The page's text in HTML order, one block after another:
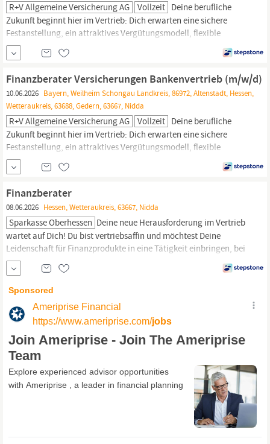
R+V Allgemeine Versicherung AG Vollzeit Deine berufliche
Zukunft beginnt hier im Vertrieb: Dich erwarten eine sichere
Festanstellung, ein attraktives Vergütungsmodell, flexible
Arbeitsmöglichkeiten und zahlreiche Benefits – in einem
Unternehmen, in dem Wertschätzung, Förderung und
FinanzberaterVersicherungen Bankenvertrieb (m/w/d)...
Finanzberater Versicherungen Bankenvertrieb (m/w/d)
10.06.2026 Bayern, Weilheim Schongau Landkreis, 86972, Altenstadt, Hessen,
Wetteraukreis, 63688, Gedern, 63667, Nidda
R+V Allgemeine Versicherung AG Vollzeit Deine berufliche
Zukunft beginnt hier im Vertrieb: Dich erwarten eine sichere
Festanstellung, ein attraktives Vergütungsmodell, flexible
Arbeitsmöglichkeiten und zahlreiche Benefits – in einem
Unternehmen, in dem Wertschätzung, Förderung und
FinanzberaterVersicherungen Bankenvertrieb (m/w/d)...
Finanzberater
08.06.2026 Hessen, Wetteraukreis, 63667, Nidda
Sparkasse Oberhessen Deine neue Herausforderung im Vertrieb
wartet auf Dich! Du bist vertriebsaffin und möchtest Deine
Leidenschaft für Finanzprodukte in eine Tätigkeit einbringen, bei
der der Mensch im Mittelpunkt steht? Dann komm zu uns nach
Nidda! AlsFinanzberater
(m/w/d) bei der Sparkasse Oberhessen
berätst Deine Potenzialkunden